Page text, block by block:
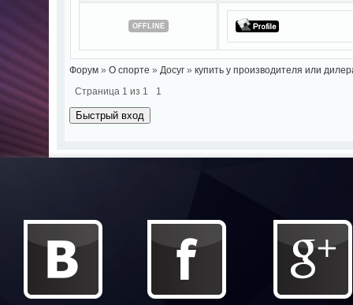
OFFLINE
Форум » О спорте » Досуг » купить у производителя или
Страница 1 из 1 1